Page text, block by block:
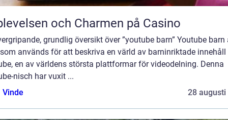
och Charmen på Casino
grundlig översikt över ”youtube barn” Youtube barn
används för att beskriva en värld av barninriktade innehåll
en av världens största plattformar för videodelning. Denna
nisch har vuxit ...
Vinde
28 augusti